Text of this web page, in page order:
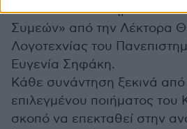
αναλύεται το ποίημα του
Συμεών» από την Λέκτορα
Λογοτεχνίας του
Ευγενία Σηφάκη.
Κάθε συνάντηση ξεκινά
επιλεγμένου ποιήματος
σκοπό να επεκταθεί στην